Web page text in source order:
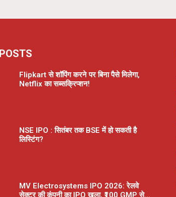
Flipkart से शॉपिंग करने पर बिना पैसे मिलेगा,
Netflix का सब्सक्रिप्शन!
NSE IPO : सितंबर तक BSE में हो सकती है
लिस्टिंग?
MV Electrosystems IPO 2026: रेलवे
सेक्टर की कंपनी का IPO खुला, ₹100 GMP से...